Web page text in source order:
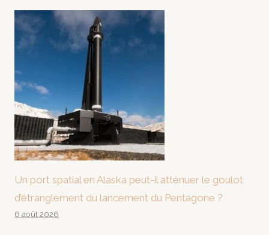
Un port spatial en Alaska peut-il atténuer le goulot
d’étranglement du lancement du Pentagone ?
6 août 2026